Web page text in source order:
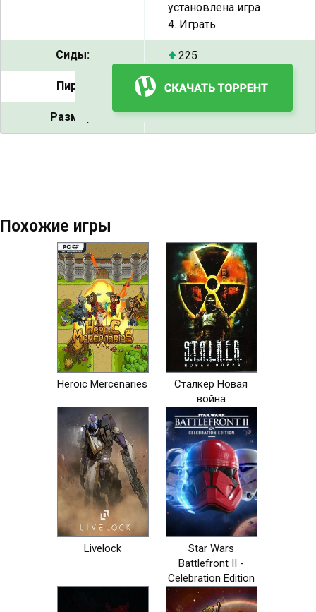
установлена игра
4. Играть
Сиды: 225
Пиры: 15
Размер: 41.4 GB
Похожие игры
Heroic Mercenaries
Сталкер Новая
война
Livelock
Star Wars
Battlefront II -
Celebration Edition